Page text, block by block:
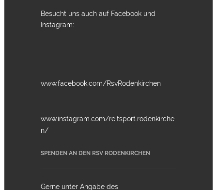
Besucht uns auch auf Facebook und
Instagram:
www.facebook.com/RsvRodenkirchen
www.instagram.com/reitsport.rodenkirche
n/
SPENDEN AN DEN RSV RODENKIRCHEN
Gerne unter Angabe des